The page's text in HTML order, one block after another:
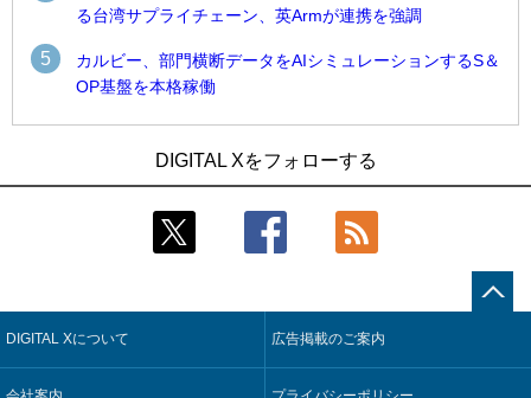
る台湾サプライチェーン、英Armが連携を強調
5
カルビー、部門横断データをAIシミュレーションするS＆
OP基盤を本格稼働
製造業の現場の暗黙知を組織横断で活用するためのナレッジ
管理基盤、LIGHTzが提供
4
近大病院と中外製薬、治験参加者組み入れに電子カルテとAI
合基盤を本格稼働
鹿島建設、鋼管柱へのコンクリート充填時の異常を検出する
AIを遠隔監視システムに実装
4
製造業の現場の暗黙知を組織横断で活用するためのナレッジ
DIGITAL Xをフォローする
DIGITAL Xについて 広告掲載のご案内